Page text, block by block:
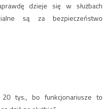
dzieje się w służbach
są za bezpieczeństwo
tys., bo funkcjonariusze to